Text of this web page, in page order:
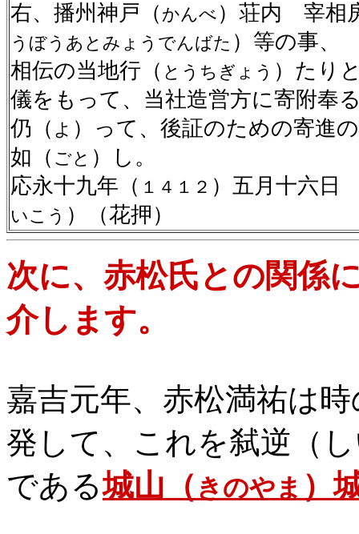
右、播州神戸（ かんべ ）荘内 宰相
うぼうあとみょうでんばた ）等の事、
相伝の当地行（ とうちぎょう ）たり
儀をもって、当社造営方に寄附奉
仍（ よ ）って、後証のための寄進
如（ ごと ）し。
応永十九年（ １４１２ ）五月十六日
いこう ）（花押）
次に、赤松氏との関係
介します。
嘉吉元年、赤松満祐は
発して、これを弑逆（
である城山（ きのやま ）